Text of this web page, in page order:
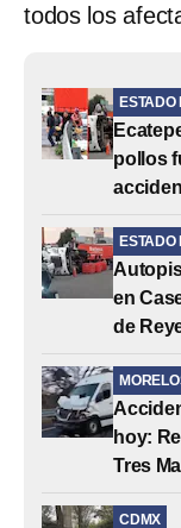
todos los
ESTADO
pollos
ESTADO
en
de
hoy:
Tres
CDMX